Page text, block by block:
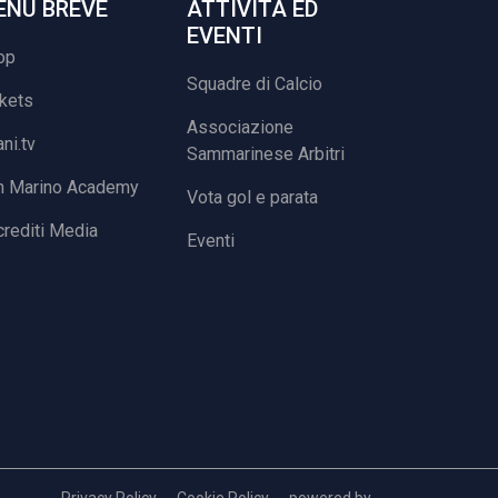
BREVE
Marino Academy
Media
ATTIVITÀ ED
EVENTI
Squadre di Calcio
Associazione
Sammarinese Arbitri
Vota gol e parata
Eventi